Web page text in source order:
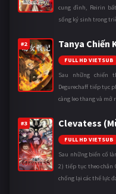
cung đình, Reirin
sống ký sinh trong
#2 Tanya Chiến
FULL HD VIETSUB
Sau những chiến
Degurechaff tiếp tục
càng leo thang và
#3 Clevatess
FULL HD VIETSUB
Sau những biến cố
2) tiếp tục theo chân
chống lại các thế lực